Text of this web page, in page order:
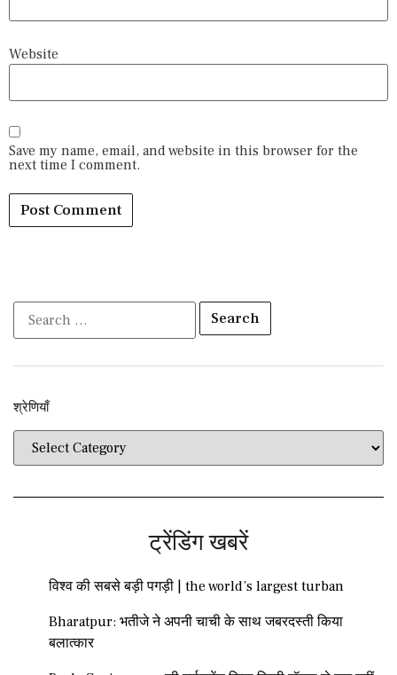
Website
Save my name, email, and website in this browser for the
next time I comment.
श्रेणियाँ​​
ट्रेंडिंग खबरें
विश्व की सबसे बड़ी पगड़ी | the world’s largest turban
Bharatpur: भतीजे ने अपनी चाची के साथ जबरदस्ती किया
बलात्कार